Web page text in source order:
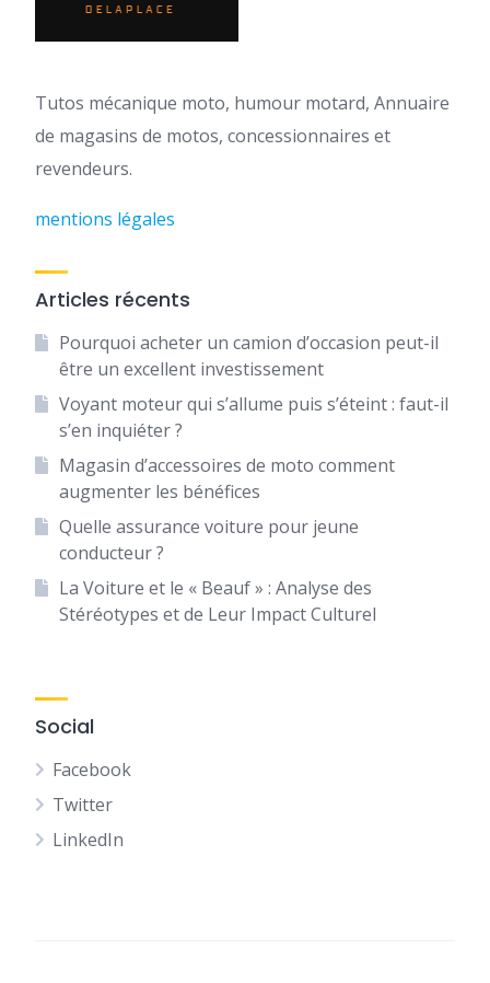
Tutos mécanique moto, humour motard, Annuaire
de magasins de motos, concessionnaires et
revendeurs.
mentions légales
Articles récents
Pourquoi acheter un camion d’occasion peut-il
être un excellent investissement
Voyant moteur qui s’allume puis s’éteint : faut-il
s’en inquiéter ?
Magasin d’accessoires de moto comment
augmenter les bénéfices
Quelle assurance voiture pour jeune
conducteur ?
La Voiture et le « Beauf » : Analyse des
Stéréotypes et de Leur Impact Culturel
Social
Facebook
Twitter
LinkedIn